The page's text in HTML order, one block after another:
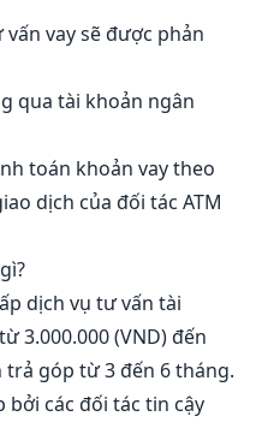
vấn vay sẽ được phản
qua tài khoản ngân
toán khoản vay theo
dịch của đối tác ATM
dịch vụ tư vấn tài
3.000.000 (VND) đến
trả góp từ 3 đến 6 tháng.
bởi các đối tác tin cậy